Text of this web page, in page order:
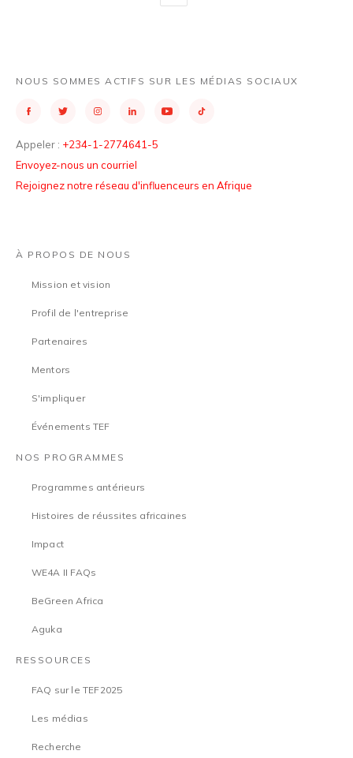
NOUS SOMMES ACTIFS SUR LES MÉDIAS SOCIAUX
Appeler : +234-1-2774641-5
Envoyez-nous un courriel
Rejoignez notre réseau d'influenceurs en Afrique
À PROPOS DE NOUS
Mission et vision
Profil de l'entreprise
Partenaires
Mentors
S'impliquer
Événements TEF
NOS PROGRAMMES
Programmes antérieurs
Histoires de réussites africaines
Impact
WE4A II FAQs
BeGreen Africa
Aguka
RESSOURCES
FAQ sur le TEF2025
Les médias
Recherche